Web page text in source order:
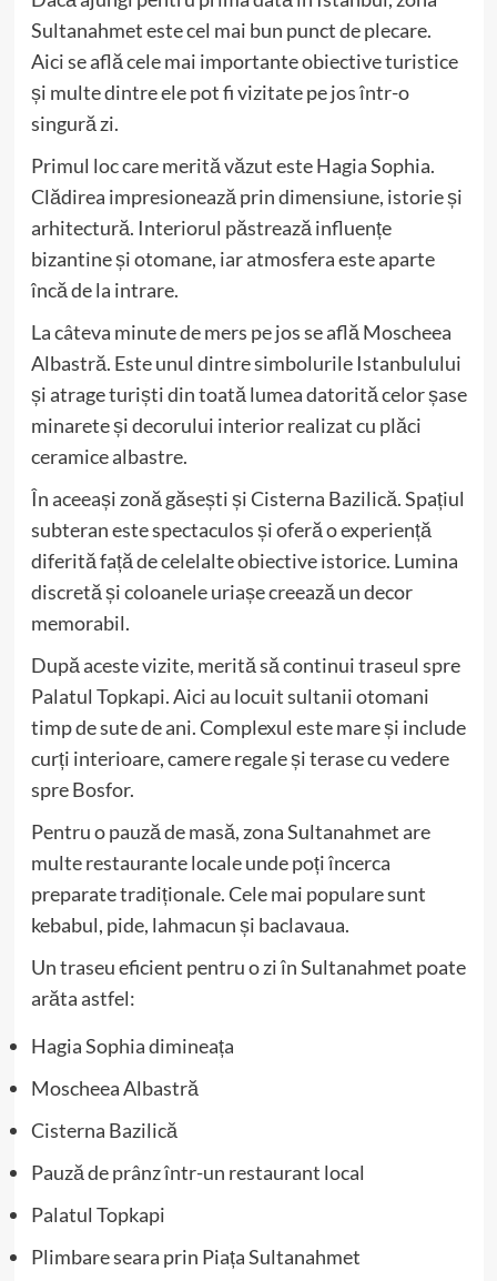
Sultanahmet este cel mai bun punct de plecare.
Aici se află cele mai importante obiective turistice
și multe dintre ele pot fi vizitate pe jos într-o
singură zi.
Primul loc care merită văzut este Hagia Sophia.
Clădirea impresionează prin dimensiune, istorie și
arhitectură. Interiorul păstrează influențe
bizantine și otomane, iar atmosfera este aparte
încă de la intrare.
La câteva minute de mers pe jos se află Moscheea
Albastră. Este unul dintre simbolurile Istanbulului
și atrage turiști din toată lumea datorită celor șase
minarete și decorului interior realizat cu plăci
ceramice albastre.
În aceeași zonă găsești și Cisterna Bazilică. Spațiul
subteran este spectaculos și oferă o experiență
diferită față de celelalte obiective istorice. Lumina
discretă și coloanele uriașe creează un decor
memorabil.
După aceste vizite, merită să continui traseul spre
Palatul Topkapi. Aici au locuit sultanii otomani
timp de sute de ani. Complexul este mare și include
curți interioare, camere regale și terase cu vedere
spre Bosfor.
Pentru o pauză de masă, zona Sultanahmet are
multe restaurante locale unde poți încerca
preparate tradiționale. Cele mai populare sunt
kebabul, pide, lahmacun și baclavaua.
Un traseu eficient pentru o zi în Sultanahmet poate
arăta astfel:
Hagia Sophia dimineața
Moscheea Albastră
Cisterna Bazilică
Pauză de prânz într-un restaurant local
Palatul Topkapi
Plimbare seara prin Piața Sultanahmet